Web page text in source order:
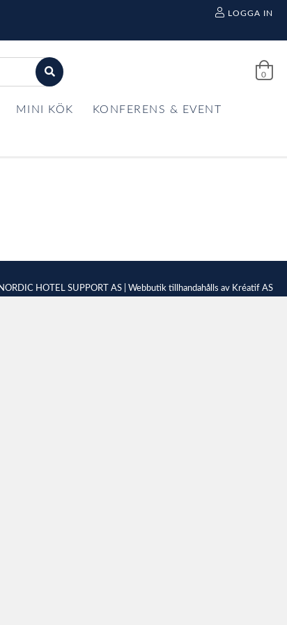
LOGGA IN
0
MINI KÖK KONFERENS & EVENT
HOTEL SUPPORT AS | Webbutik tillhandahålls av Kréatif AS